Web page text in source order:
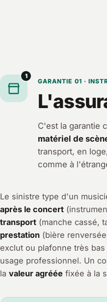
1
GARANTIE 01 ·
C'est la garantie
matériel de
transport, en
comme à
Le sinistre type d'un
après le concert
transport (manche cassé,
prestation (bière
exclut ou plafonne très
usage professionnel. Un
la valeur agréée fixée à la